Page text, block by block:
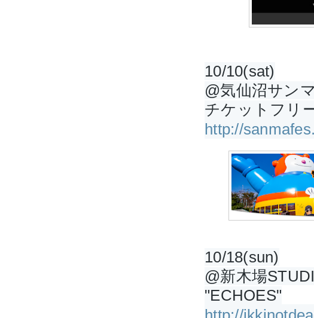
10/10(sat)
@気仙沼サン
チケットフリ
http://
10/18(sun)
@新木場
"ECHOES"